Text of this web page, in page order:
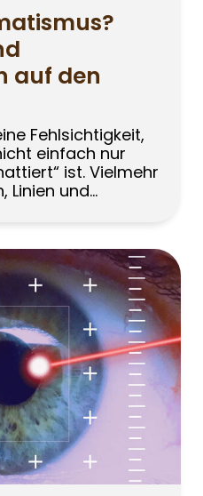
auf den
Fehlsichtigkeit,
einfach nur
ist. Vielmehr
Linien und
Viele
Astigmatismus
Sehen.
sich
dadurch aus,
einem einzigen
und dadurch […]